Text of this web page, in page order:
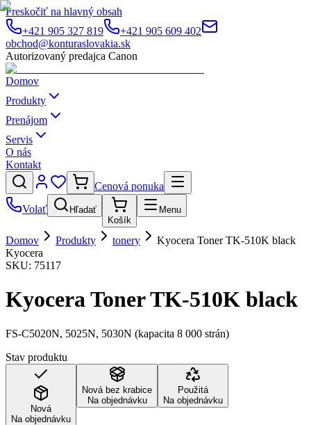
Preskočiť na hlavný obsah
+421 905 327 819
+421 905 609 402
obchod@konturaslovakia.sk
Autorizovaný predajca Canon
Domov
Produkty
Prenájom
Servis
O nás
Kontakt
Cenová ponuka
Volať
Hľadať
Košík
Menu
Domov Produkty tonery
Kyocera Toner TK-510K black
Kyocera
SKU: 75117
Kyocera Toner TK-510K black
FS-C5020N, 5025N, 5030N (kapacita 8 000 strán)
Stav produktu
Nová
Na objednávku
Nová bez krabice
Na objednávku
Použitá
Na objednávku